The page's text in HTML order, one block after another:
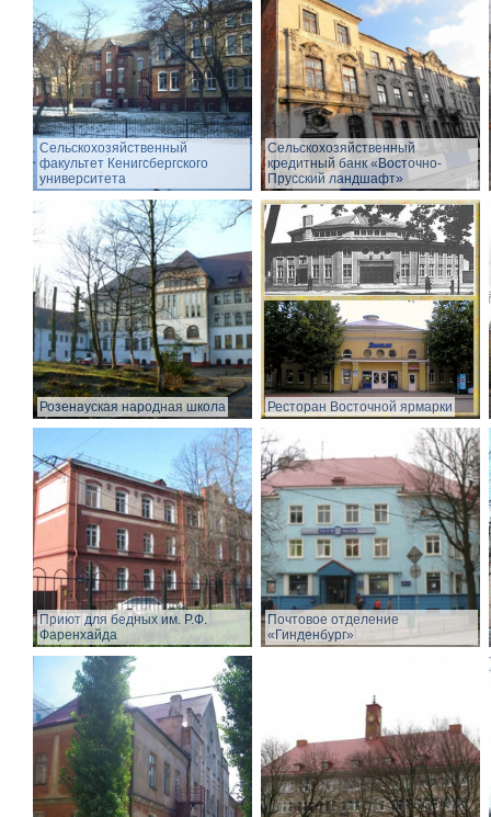
Сельскохозяйственный
факультет Кенигсбергского
университета
Сельскохозяйственный
кредитный банк «Восточно-
Прусский ландшафт»
Розенауская народная школа Ресторан Восточной ярмарки
Приют для бедных им. Р.Ф.
Фаренхайда
Почтовое отделение
«Гинденбург»